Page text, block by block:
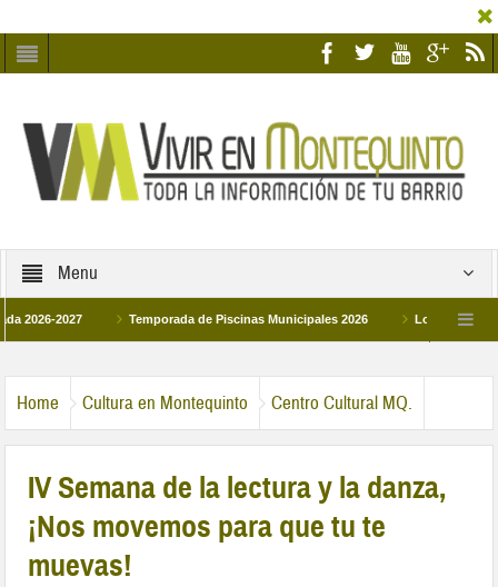
Menu
2027 Temporada de Piscinas Municipales 2026 Los Campus de
Home Cultura en Montequinto Centro Cultural MQ.
IV Semana de la lectura y la danza,
¡Nos movemos para que tu te
muevas!